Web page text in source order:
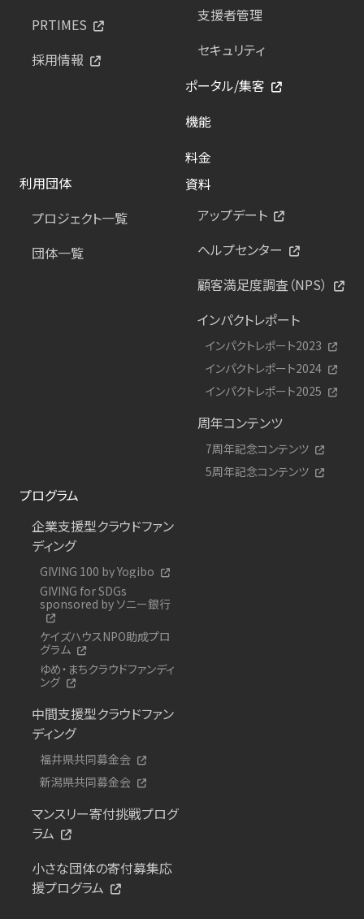
PRTIMES
採用情報
支援者管理
セキュリティ
ポータル/集客
機能
料金
利用団体
プロジェクト一覧
団体一覧
資料
アップデート
ヘルプセンター
顧客満足度調査（NPS）
インパクトレポート
インパクトレポート2023
インパクトレポート2024
インパクトレポート2025
周年コンテンツ
7周年記念コンテンツ
5周年記念コンテンツ
プログラム
企業支援型クラウドファン
ディング
GIVING 100 by Yogibo
GIVING for SDGs
sponsored by ソニー銀行
ケイズハウスNPO助成プロ
グラム
ゆめ・まちクラウドファンディ
ング
中間支援型クラウドファン
ディング
福井県共同募金会
新潟県共同募金会
マンスリー寄付挑戦プログ
ラム
小さな団体の寄付募集応
援プログラム